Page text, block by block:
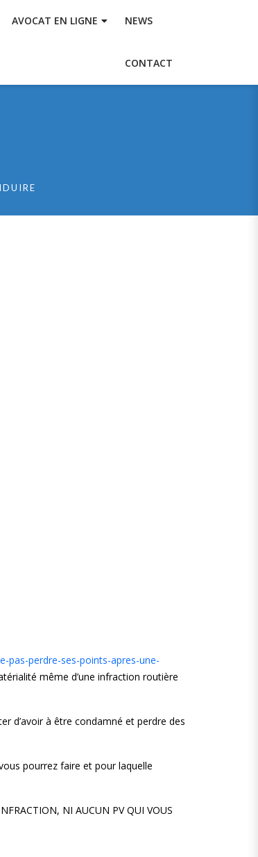
AVOCAT EN LIGNE NEWS
CONTACT
pas-perdre-ses-points-apres-une-
même d’une infraction routière
d’avoir à être condamné et perdre des
pourrez faire et pour laquelle
NI AUCUN PV QUI VOUS